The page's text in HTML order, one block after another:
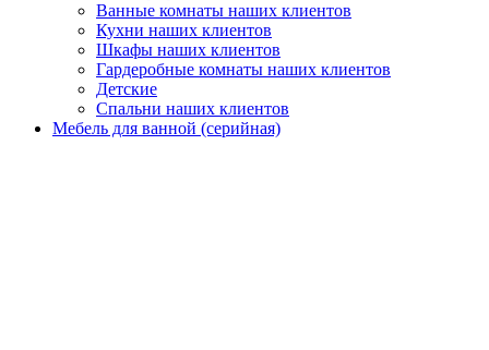
Ванные комнаты наших клиентов
Кухни наших клиентов
Шкафы наших клиентов
Гардеробные комнаты наших клиентов
Детские
Спальни наших клиентов
Мебель для ванной (серийная)